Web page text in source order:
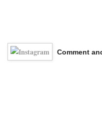
Comment